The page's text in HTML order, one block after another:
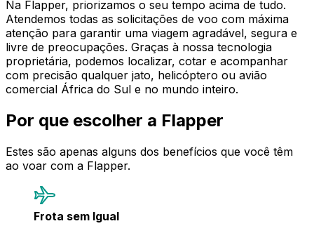
Na Flapper, priorizamos o seu tempo acima de tudo.
Atendemos todas as solicitações de voo com máxima
atenção para garantir uma viagem agradável, segura e
livre de preocupações. Graças à nossa tecnologia
proprietária, podemos localizar, cotar e acompanhar
com precisão qualquer jato, helicóptero ou avião
comercial África do Sul e no mundo inteiro.
Por que escolher a Flapper
Estes são apenas alguns dos benefícios que você têm
ao voar com a Flapper.
Frota sem Igual